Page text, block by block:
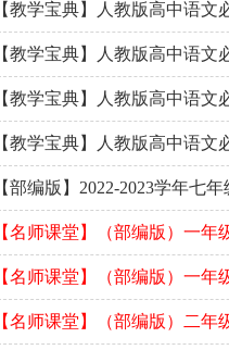
【教学宝典】人教版高中语文
【教学宝典】人教版高中语文
【教学宝典】人教版高中语文
【教学宝典】人教版高中语文
【部编版】2022-2023学年七
【名师课堂】（部编版）一年
【名师课堂】（部编版）一年
【名师课堂】（部编版）二年